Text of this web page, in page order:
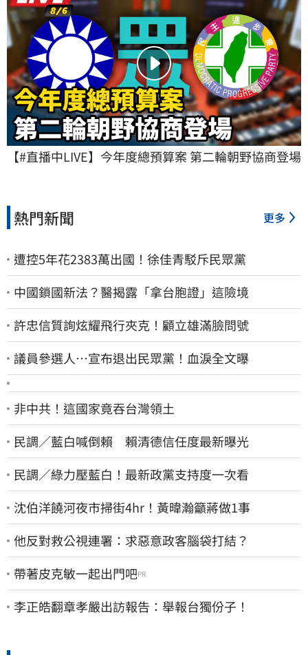
【#直播中LIVE】今年度總預算案 第二輪朝野協商登場
熱門新聞 更多
遭控5年花2383萬出國！徐佳青駁斥民眾黨
中國鎖國新法？醫揭露「拿台胞證」這險境
許忠信質詢炫耀飛行夾克！顧立雄滿臉問號
議員參選人…宣布退出民眾黨！血淚全文曝
非中共！這國家竟吞台灣領土
民調／藍白喊倒賴 賴清德信任度最新曝光
民調／綠力壓藍白！最新政黨支持度一次看
沈伯洋饒河夜市掃街4hr！黃暐瀚籲蔣做1事
他反對救公視連署：求惡意政客腦袋打結？
帶著皮克敏一起出門吧PR
李正皓翻章孝嚴出訪報告：舉報台獨份子！